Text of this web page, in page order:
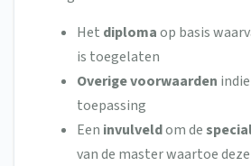
Het diplomaop basis
is toegelaten
Overigevoorwaarden
toepassing
Een invulveldom de
van de master waartoe